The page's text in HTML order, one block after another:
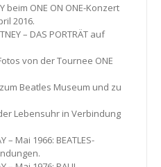
beim ONE ON ONE-Konzert
2016.
– DAS PORTRÄT auf
von der Tournee ONE
Beatles Museum und zu
Lebensuhr in Verbindung
– Mai 1966: BEATLES-